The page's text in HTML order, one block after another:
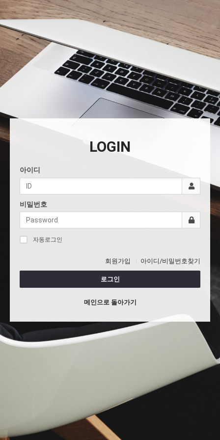
LOGIN
아이디
비밀번호
자동로그인
회원가입 아이디/비밀번호찾기
로그인
메인으로 돌아가기